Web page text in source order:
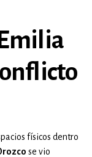
físicos dentro
se vio